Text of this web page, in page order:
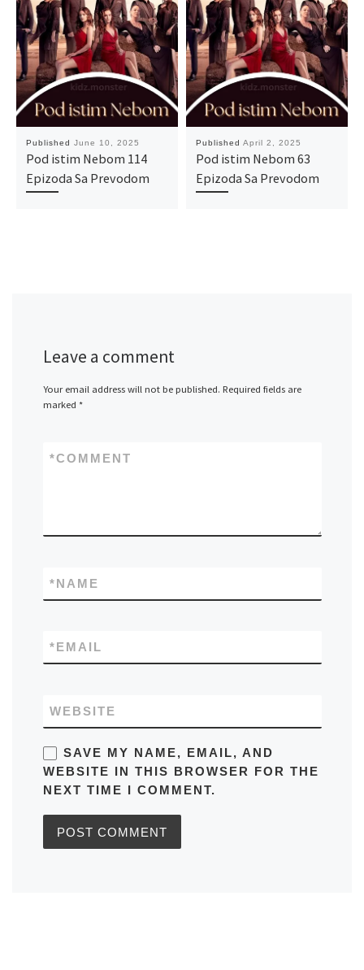
Published June 10, 2025
Pod istim Nebom 114
Epizoda Sa Prevodom
Published April 2, 2025
Pod istim Nebom 63
Epizoda Sa Prevodom
Leave a comment
Your email address will not be published. Required fields are
marked *
COMMENT
*
NAME
*
EMAIL
*
WEBSITE
SAVE MY NAME, EMAIL, AND
WEBSITE IN THIS BROWSER FOR THE
NEXT TIME I COMMENT.